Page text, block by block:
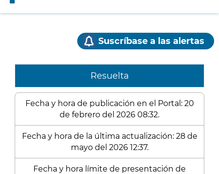
Suscríbase a las alertas
Resuelta
Fecha y hora de publicación en el Portal: 20
de febrero del 2026 08:32.
Fecha y hora de la última actualización: 28 de
mayo del 2026 12:37.
Fecha y hora límite de presentación de